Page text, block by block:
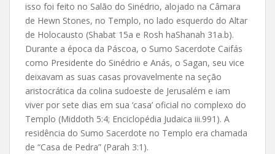
isso foi feito no Salão do Sinédrio, alojado na Câmara
de Hewn Stones, no Templo, no lado esquerdo do Altar
de Holocausto (Shabat 15a e Rosh haShanah 31a.b).
Durante a época da Páscoa, o Sumo Sacerdote Caifás
como Presidente do Sinédrio e Anás, o Sagan, seu vice
deixavam as suas casas provavelmente na seção
aristocrática da colina sudoeste de Jerusalém e iam
viver por sete dias em sua ‘casa’ oficial no complexo do
Templo (Middoth 5:4; Enciclopédia Judaica iii.991). A
residência do Sumo Sacerdote no Templo era chamada
de “Casa de Pedra” (Parah 3:1).